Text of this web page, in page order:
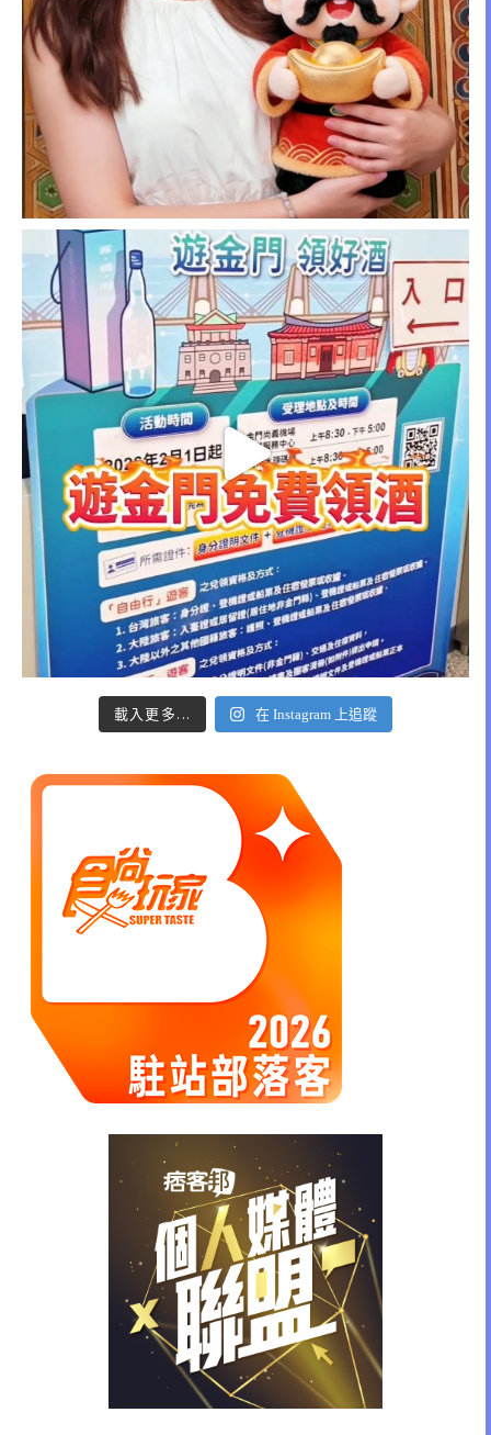
載入更多... 在 Instagram 上追蹤